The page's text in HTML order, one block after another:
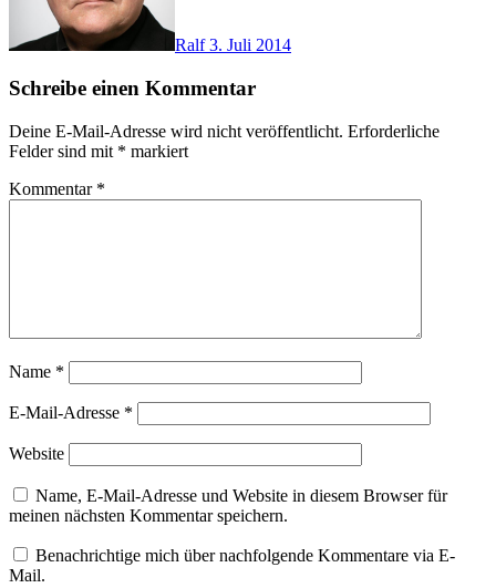
Ralf3. Juli 2014
Schreibe einen Kommentar
Deine E-Mail-Adresse wird nicht veröffentlicht. Erforderliche
Felder sind mit * markiert
Kommentar *
Name *
E-Mail-Adresse *
Website
Name, E-Mail-Adresse und Website in diesem Browser für
meinen nächsten Kommentar speichern.
Benachrichtige mich über nachfolgende Kommentare via E-
Mail.